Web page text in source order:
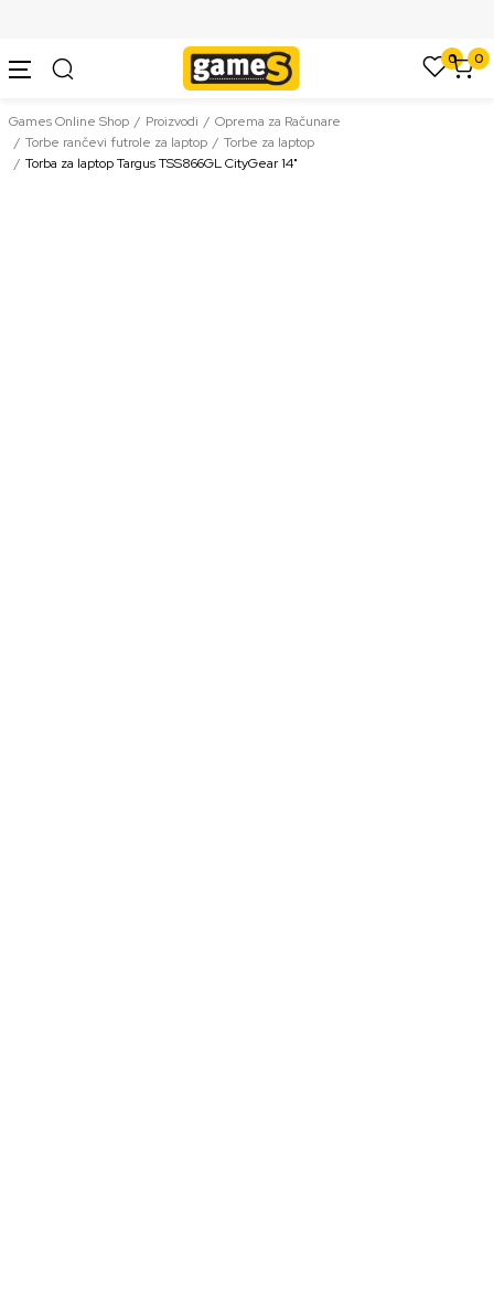
0 0
Games Online Shop Proizvodi
Oprema za Računare
Torbe rančevi futrole za laptop
Torbe za laptop
Torba za laptop Targus TSS866GL CityGear 14"